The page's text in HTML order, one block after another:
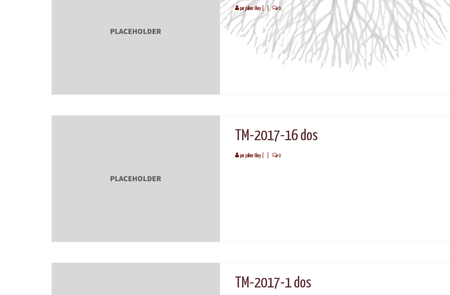
parjuilien fihey| | 0
TM-2017-16 dos
par juilien fihey| 0
TM-2017-1 dos